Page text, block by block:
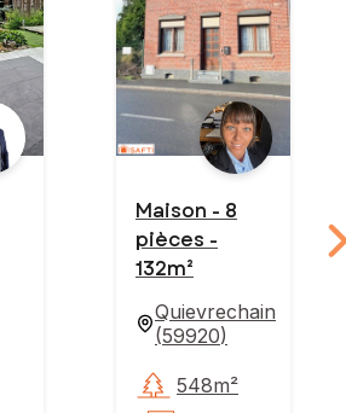
Maison - 8
pièces -
132m²
Quievrechain
(59920)
548m²